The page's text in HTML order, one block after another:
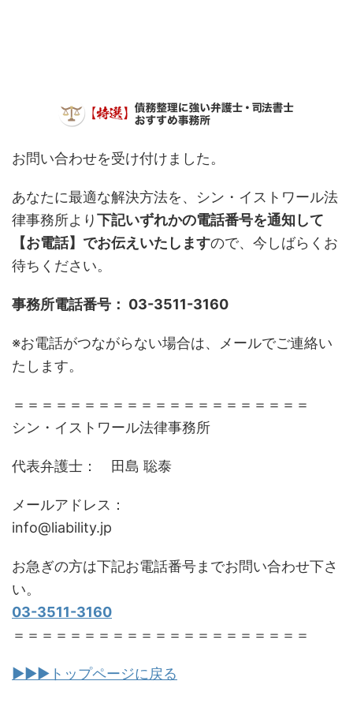
お問い合わせを受け付けました。
あなたに最適な解決方法を、シン・イストワール法
律事務所より下記いずれかの電話番号を通知して
【お電話】でお伝えいたしますので、今しばらくお
待ちください。
事務所電話番号： 03-3511-3160
※お電話がつながらない場合は、メールでご連絡い
たします。
＝＝＝＝＝＝＝＝＝＝＝＝＝＝＝＝＝＝＝＝＝
シン・イストワール法律事務所
代表弁護士： 田島 聡泰
メールアドレス：
info@liability.jp
お急ぎの方は下記お電話番号までお問い合わせ下さ
い。
03-3511-3160
＝＝＝＝＝＝＝＝＝＝＝＝＝＝＝＝＝＝＝＝＝
▶▶▶トップページに戻る